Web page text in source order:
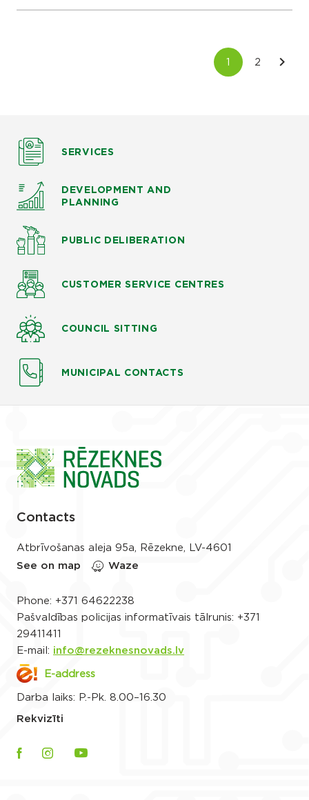
SERVICES
DEVELOPMENT AND
PLANNING
PUBLIC DELIBERATION
CUSTOMER SERVICE CENTRES
COUNCIL SITTING
MUNICIPAL CONTACTS
Contacts
Atbrīvošanas aleja 95a, Rēzekne, LV-4601
See on map
Waze
Phone: +371 64622238
Pašvaldības policijas informatīvais tālrunis: +371
29411411
E-mail: info@rezeknesnovads.lv
E-address
Darba laiks: P.-Pk. 8.00–16.30
Rekvizīti